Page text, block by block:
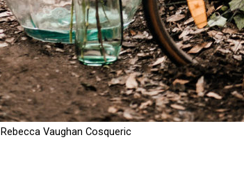
Rebecca Vaughan Cosqueric